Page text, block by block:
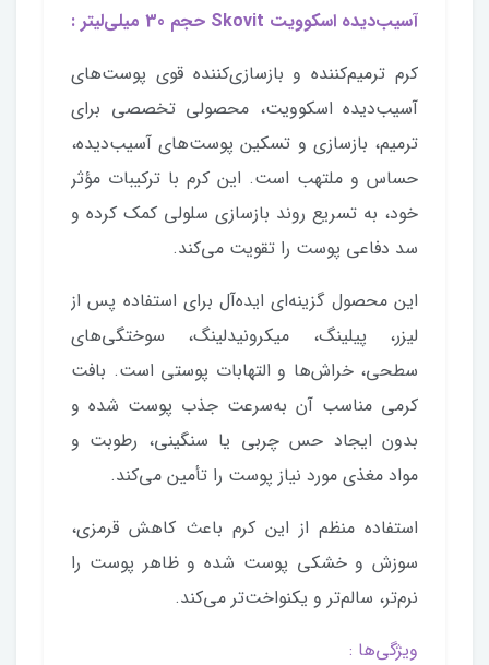
آسیب‌دیده اسکوویت Skovit حجم 30 میلی‌لیتر :
کرم ترمیم‌کننده و بازسازی‌کننده قوی پوست‌های
آسیب‌دیده اسکوویت، محصولی تخصصی برای
ترمیم، بازسازی و تسکین پوست‌های آسیب‌دیده،
حساس و ملتهب است. این کرم با ترکیبات مؤثر
خود، به تسریع روند بازسازی سلولی کمک کرده و
سد دفاعی پوست را تقویت می‌کند.
این محصول گزینه‌ای ایده‌آل برای استفاده پس از
لیزر، پیلینگ، میکرونیدلینگ، سوختگی‌های
سطحی، خراش‌ها و التهابات پوستی است. بافت
کرمی مناسب آن به‌سرعت جذب پوست شده و
بدون ایجاد حس چربی یا سنگینی، رطوبت و
مواد مغذی مورد نیاز پوست را تأمین می‌کند.
استفاده منظم از این کرم باعث کاهش قرمزی،
سوزش و خشکی پوست شده و ظاهر پوست را
نرم‌تر، سالم‌تر و یکنواخت‌تر می‌کند.
ویژگی‌ها :